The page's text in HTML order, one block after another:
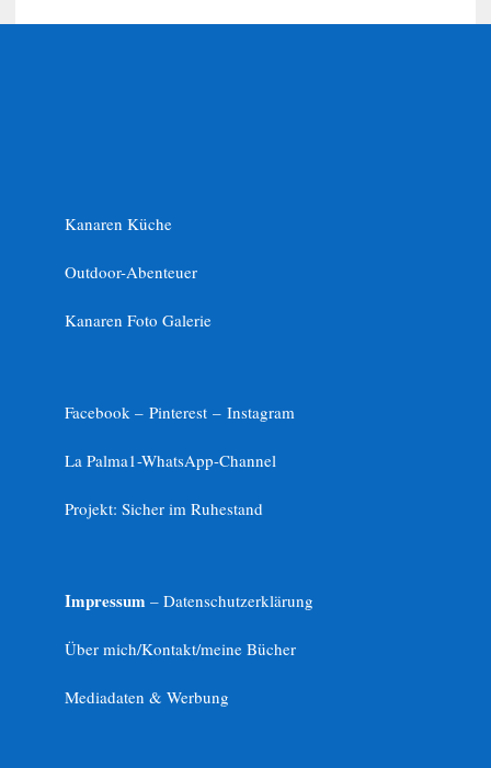
Kanaren Küche
Outdoor-Abenteuer
Kanaren Foto Galerie
Facebook – Pinterest – Instagram
La Palma1-WhatsApp-Channel
Projekt: Sicher im Ruhestand
Impressum – Datenschutzerklärung
Über mich/Kontakt/meine Bücher
Mediadaten & Werbung